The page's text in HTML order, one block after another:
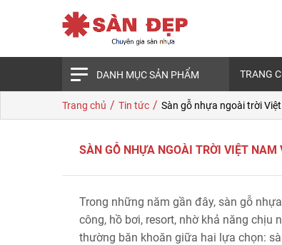
DANH MỤC SẢN PHẨM TRANG
Trang chủ / Tin tức / Sàn gỗ nhựa ngoài trời
SÀN GỖ NHỰA NGOÀI TRỜI VIỆT
Trong những năm gần đây, sàn gỗ
công, hồ bơi, resort, nhờ khả năng chịu
thường băn khoăn giữa hai lựa chọn: